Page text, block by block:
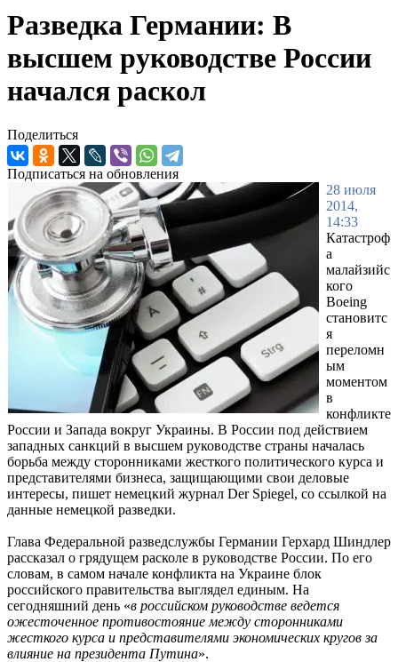
Разведка Германии: В
высшем руководстве России
начался раскол
Поделиться
Подписаться на обновления
28 июля
2014,
14:33
Катастроф
а
малайзийс
кого
Boeing
становитс
я
переломн
ым
моментом
в
конфликте
России и Запада вокруг Украины. В России под действием
западных санкций в высшем руководстве страны началась
борьба между сторонниками жесткого политического курса и
представителями бизнеса, защищающими свои деловые
интересы, пишет немецкий журнал Der Spiegel, со ссылкой на
данные немецкой разведки.
Глава Федеральной разведслужбы Германии Герхард Шиндлер
рассказал о грядущем расколе в руководстве России. По его
словам, в самом начале конфликта на Украине блок
российского правительства выглядел единым. На
сегодняшний день «в российском руководстве ведется
ожесточенное противостояние между сторонниками
жесткого курса и представителями экономических кругов за
влияние на президента Путина».